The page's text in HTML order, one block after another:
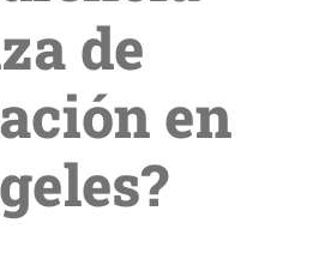
de
en